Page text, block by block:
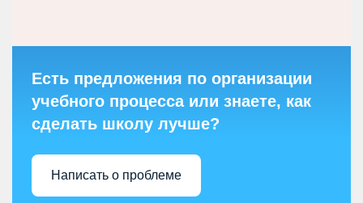
Есть предложения по организации
учебного процесса или знаете, как
сделать школу лучше?
Написать о проблеме